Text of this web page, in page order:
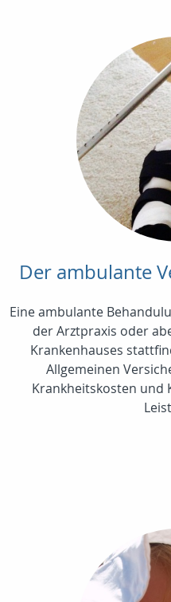
Der ambulante
Eine ambulante
der Arztpraxis oder
Krankenhauses
Allgemeinen
Krankheitskosten und